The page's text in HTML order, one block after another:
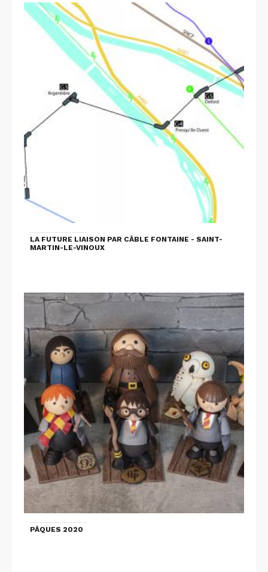
LA FUTURE LIAISON PAR CÂBLE FONTAINE - SAINT-
MARTIN-LE-VINOUX
PÂQUES 2020